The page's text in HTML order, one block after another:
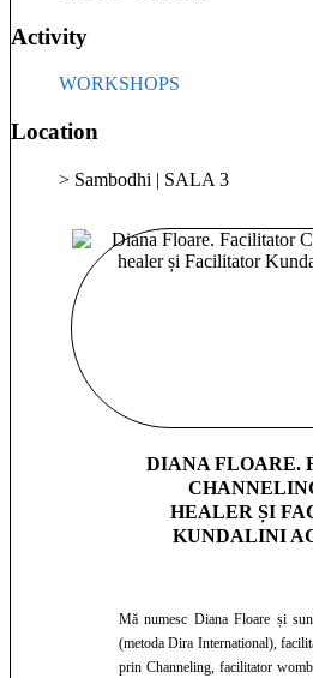
Feminitate și Channeling pe care o
Fiecare sesiune pe care o
proces, ci o artă, iar eu sunt aici
cine ești cu adevărat și să te
Activity
WORKSHOPS
Location
> Sambodhi | SALA 3
DIANA FLOARE.
HEALER ȘI
KUNDALINI
Mă numesc Diana Floare și
(metoda Dira International),
prin Channeling, facilitator